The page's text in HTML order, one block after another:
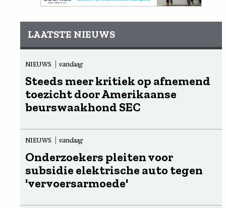
LAATSTE NIEUWS
NIEUWS vandaag
Steeds meer kritiek op afnemend
toezicht door Amerikaanse
beurswaakhond SEC
NIEUWS vandaag
Onderzoekers pleiten voor
subsidie elektrische auto tegen
'vervoersarmoede'